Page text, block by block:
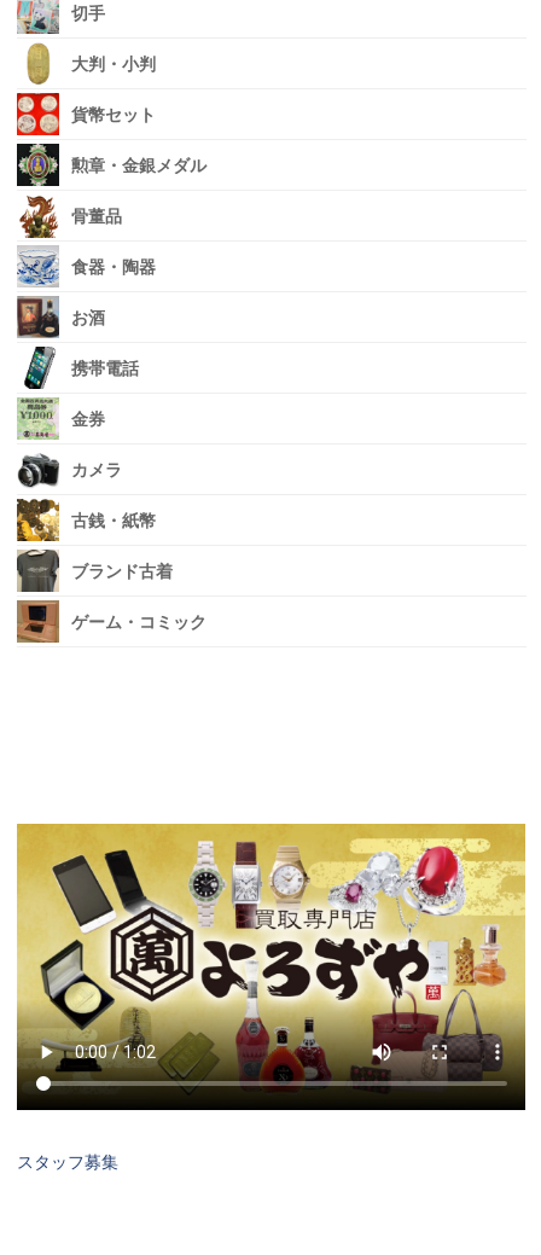
切手
大判・小判
貨幣セット
勲章・金銀メダル
骨董品
食器・陶器
お酒
携帯電話
金券
カメラ
古銭・紙幣
ブランド古着
ゲーム・コミック
スタッフ募集